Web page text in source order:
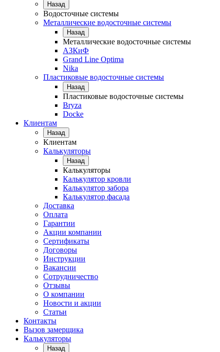
Назад
Водосточные системы
Металлические водосточные системы
Назад
Металлические водосточные системы
АЗКиФ
Grand Line Optima
Nika
Пластиковые водосточные системы
Назад
Пластиковые водосточные системы
Bryza
Docke
Клиентам
Назад
Клиентам
Калькуляторы
Назад
Калькуляторы
Калькулятор кровли
Калькулятор забора
Калькулятор фасада
Доставка
Оплата
Гарантии
Акции компании
Сертификаты
Договоры
Инструкции
Вакансии
Сотрудничество
Отзывы
О компании
Новости и акции
Статьи
Контакты
Вызов замерщика
Калькуляторы
Назад